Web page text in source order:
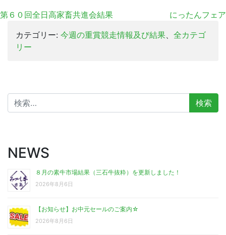
第６０回全日高家畜共進会結果
にったんフェア
カテゴリー: 今週の重賞競走情報及び結果、 全カテゴ
リー
検
索:
NEWS
８月の素牛市場結果（三石牛抜粋）を更新しました！
2026年8月6日
【お知らせ】お中元セールのご案内☆
2026年8月6日